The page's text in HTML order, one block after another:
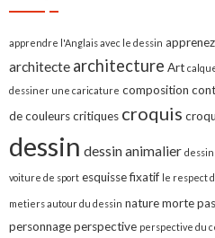
apprendre l'Anglais avec le dessin
architecte architecture Art
dessiner une caricature composition
de couleurscritiques croquis
dessin dessin animalier
voiture de sport esquissefixatif le respect
metiers autour du dessin nature morte
personnageperspective perspective du